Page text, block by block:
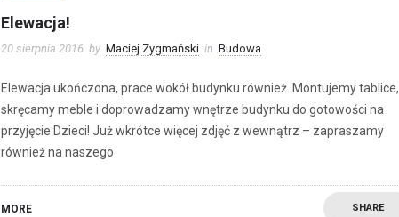
Elewacja!
20 sierpnia 2016 by Maciej Zygmański in Budowa
Elewacja ukończona, prace wokół budynku również. Montujemy tablice,
skręcamy meble i doprowadzamy wnętrze budynku do gotowości na
przyjęcie Dzieci! Już wkrótce więcej zdjęć z wewnątrz – zapraszamy
również na naszego
MORE SHARE